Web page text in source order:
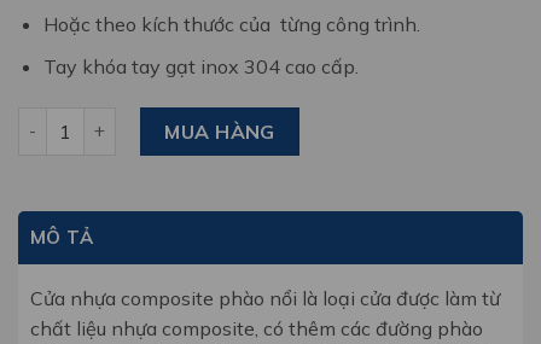
Hoặc theo kích thước của từng công trình.
Tay khóa tay gạt inox 304 cao cấp.
Cửa nhựa composite phào nổi tân cổ điển PNA-02 số lượng
MUA HÀNG
MÔ TẢ
Cửa nhựa composite phào nổi là loại cửa được làm từ
chất liệu nhựa composite, có thêm các đường phào